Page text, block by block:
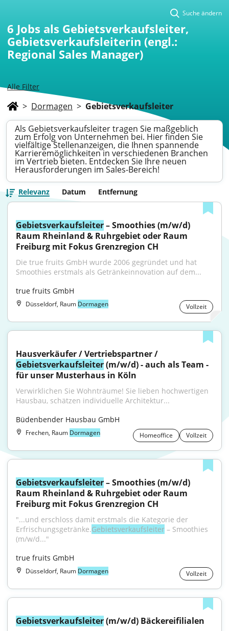
Alle Filter
Suche ändern
6 Jobs als Gebietsverkaufsleiter,
Gebietsverkaufsleiterin (engl.:
Regional Sales Manager)
> Dormagen > Gebietsverkaufsleiter
Als Gebietsverkaufsleiter tragen Sie maßgeblich
zum Erfolg von Unternehmen bei. Hier finden Sie
vielfältige Stellenanzeigen, die Ihnen spannende
Karrieremöglichkeiten in verschiedenen Branchen
im Vertrieb bieten. Entdecken Sie Ihre neuen
Herausforderungen im Sales-Bereich!
Relevanz Datum Entfernung
Gebietsverkaufsleiter – Smoothies (m/w/d)
Raum Rheinland & Ruhrgebiet oder Raum
Freiburg mit Fokus Grenzregion CH
Die true fruits GmbH wurde 2006 gegründet und hat
Smoothies erstmals als Getränkeinnovation auf dem...
true fruits GmbH
Düsseldorf, Raum Dormagen Vollzeit
Gebietsverkaufsleiter (m/w/d) - auch als Team -
für unser Musterhaus in Köln
Verwirklichen Sie Wohnträume! Sie lieben hochwertigen
Hausbau, schätzen individuelle Architektur...
Büdenbender Hausbau GmbH
Frechen, Raum Dormagen Homeoffice Vollzeit
Gebietsverkaufsleiter – Smoothies (m/w/d)
Raum Rheinland & Ruhrgebiet oder Raum
Freiburg mit Fokus Grenzregion CH
"...und erschloss damit erstmals die Kategorie der
Erfrischungsgetränke.Gebietsverkaufsleiter – Smoothies
(m/w/d..."
true fruits GmbH
Düsseldorf, Raum Dormagen Vollzeit
Gebietsverkaufsleiter (m/w/d) Bäckereifilialen